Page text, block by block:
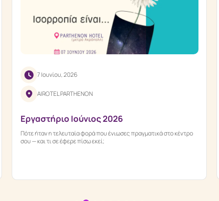
7 Ιουνίου, 2026
AIROTEL PARTHENON
Εργαστήριο Ιούνιος 2026
Πότε ήταν η τελευταία φορά που ένιωσες πραγματικά στο κέντρο
σου — και τι σε έφερε πίσω εκεί;